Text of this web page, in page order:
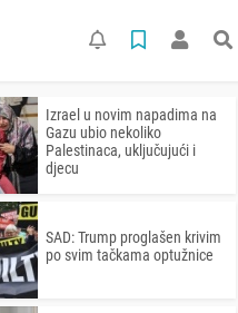
Izrael u novim napadima na
Gazu ubio nekoliko
Palestinaca, uključujući i
djecu
SAD: Trump proglašen krivim
po svim tačkama optužnice